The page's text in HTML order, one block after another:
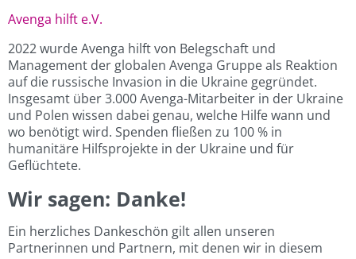
Avenga hilft e.V.
2022 wurde Avenga hilft von Belegschaft und
Management der globalen Avenga Gruppe als Reaktion
auf die russische Invasion in die Ukraine gegründet.
Insgesamt über 3.000 Avenga-Mitarbeiter in der Ukraine
und Polen wissen dabei genau, welche Hilfe wann und
wo benötigt wird. Spenden fließen zu 100 % in
humanitäre Hilfsprojekte in der Ukraine und für
Geflüchtete.
Wir sagen: Danke!
Ein herzliches Dankeschön gilt allen unseren
Partnerinnen und Partnern, mit denen wir in diesem